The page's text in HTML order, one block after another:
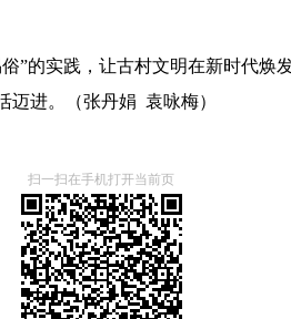
”的实践，让古村文明在新时代
迈进。（张丹娟 袁咏梅）
扫一扫在手机打开当前页